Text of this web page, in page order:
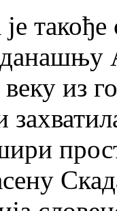
такође
данашњу
из